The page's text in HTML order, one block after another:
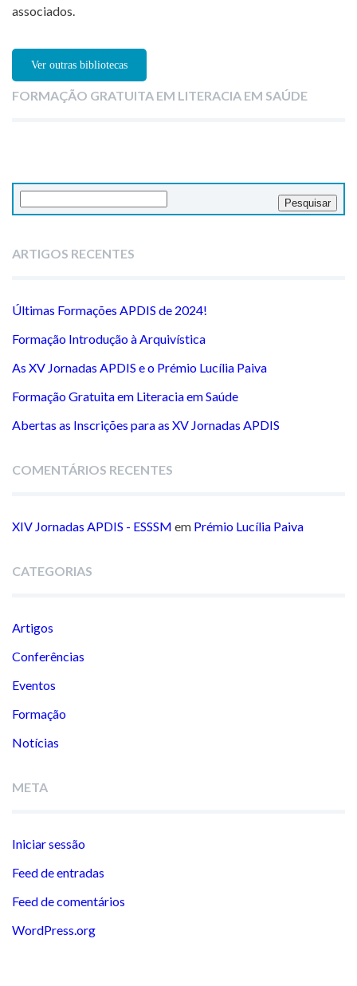
associados.
Ver outras bibliotecas
FORMAÇÃO GRATUITA EM LITERACIA EM SAÚDE
Pesquisar
por:
ARTIGOS RECENTES
Últimas Formações APDIS de 2024!
Formação Introdução à Arquivística
As XV Jornadas APDIS e o Prémio Lucília Paiva
Formação Gratuita em Literacia em Saúde
Abertas as Inscrições para as XV Jornadas APDIS
COMENTÁRIOS RECENTES
XIV Jornadas APDIS - ESSSM em Prémio Lucília Paiva
CATEGORIAS
Artigos
Conferências
Eventos
Formação
Notícias
META
Iniciar sessão
Feed de entradas
Feed de comentários
WordPress.org